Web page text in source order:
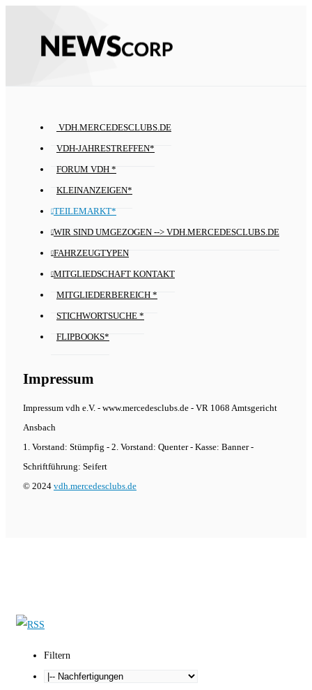
VDH.MERCEDESCLUBS.DE
VDH-JAHRESTREFFEN*
FORUM VDH *
KLEINANZEIGEN*
TEILEMARKT*
WIR SIND UMGEZOGEN --> VDH.MERCEDESCLUBS.DE
FAHRZEUGTYPEN
MITGLIEDSCHAFT KONTAKT
MITGLIEDERBEREICH *
STICHWORTSUCHE *
FLIPBOOKS*
Impressum
Impressum vdh e.V. - www.mercedesclubs.de - VR 1068 Amtsgericht
Ansbach
1. Vorstand: Stümpfig - 2. Vorstand: Quenter - Kasse: Banner -
Schriftführung: Seifert
© 2024 vdh.mercedesclubs.de
Filtern